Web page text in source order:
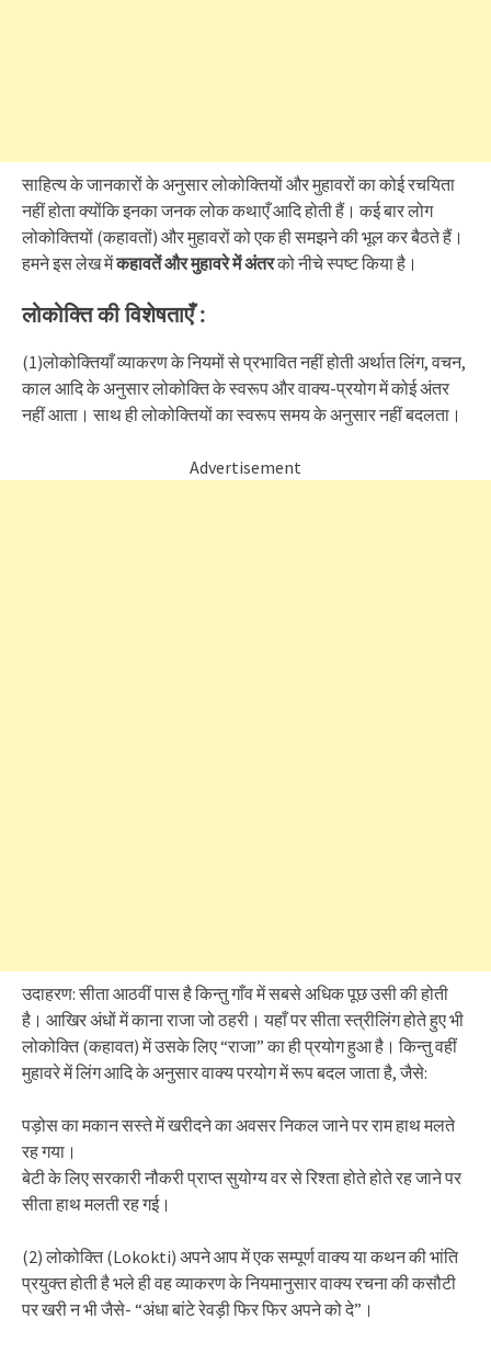
साहित्य के जानकारों के अनुसार लोकोक्तियों और मुहावरों का कोई रचयिता
नहीं होता क्योंकि इनका जनक लोक कथाएँ आदि होती हैं। कई बार लोग
लोकोक्तियों (कहावतों) और मुहावरों को एक ही समझने की भूल कर बैठते हैं।
हमने इस लेख मेंकहावतें और मुहावरे में अंतरको नीचे स्पष्ट किया है।
लोकोक्ति की विशेषताएँ :
(1)लोकोक्तियाँ व्याकरण के नियमों से प्रभावित नहीं होती अर्थात लिंग, वचन,
काल आदि के अनुसार लोकोक्ति के स्वरूप और वाक्य-प्रयोग में कोई अंतर
नहीं आता। साथ ही लोकोक्तियों का स्वरूप समय के अनुसार नहीं बदलता।
Advertisement
उदाहरण: सीता आठवीं पास है किन्तु गाँव में सबसे अधिक पूछ उसी की होती
है। आखिर अंधों में काना राजा जो ठहरी। यहाँ पर सीता स्त्रीलिंग होते हुए भी
लोकोक्ति (कहावत) में उसके लिए “राजा” का ही प्रयोग हुआ है। किन्तु वहीं
मुहावरे में लिंग आदि के अनुसार वाक्य परयोग में रूप बदल जाता है, जैसे:
पड़ोस का मकान सस्ते में खरीदने का अवसर निकल जाने पर राम हाथ मलते
रह गया।
बेटी के लिए सरकारी नौकरी प्राप्त सुयोग्य वर से रिश्ता होते होते रह जाने पर
सीता हाथ मलती रह गई।
(2) लोकोक्ति (Lokokti) अपने आप में एक सम्पूर्ण वाक्य या कथन की भांति
प्रयुक्त होती है भले ही वह व्याकरण के नियमानुसार वाक्य रचना की कसौटी
पर खरी न भी जैसे- “अंधा बांटे रेवड़ी फिर फिर अपने को दे”।